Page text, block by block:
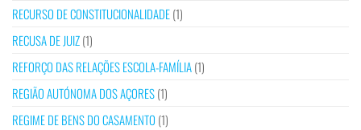
RECURSO DE CONSTITUCIONALIDADE(1)
RECUSA DE JUIZ(1)
REFORÇO DAS RELAÇÕES ESCOLA-FAMÍLIA(1)
REGIÃO AUTÓNOMA DOS AÇORES(1)
REGIME DE BENS DO CASAMENTO (1)